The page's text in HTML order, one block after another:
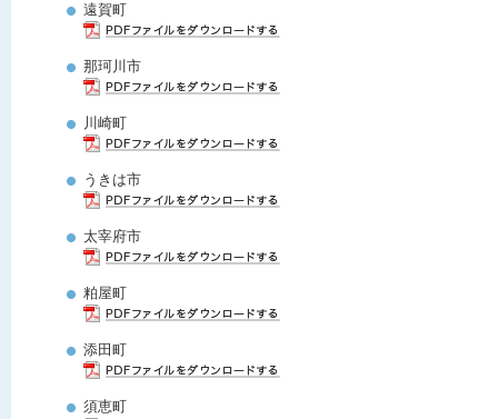
遠賀町
那珂川市
川崎町
うきは市
太宰府市
粕屋町
添田町
須恵町